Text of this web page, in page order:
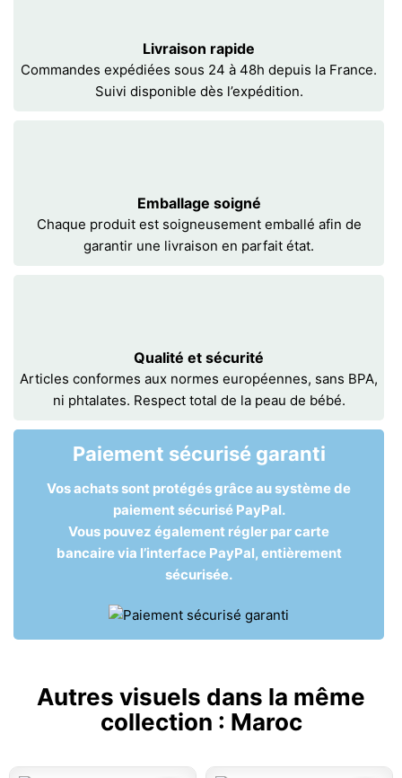
Livraison rapide
Commandes expédiées sous 24 à 48h depuis la France.
Suivi disponible dès l’expédition.
Emballage soigné
Chaque produit est soigneusement emballé afin de
garantir une livraison en parfait état.
Qualité et sécurité
Articles conformes aux normes européennes, sans BPA,
ni phtalates. Respect total de la peau de bébé.
Paiement sécurisé garanti
Vos achats sont protégés grâce au système de
paiement sécurisé PayPal.
Vous pouvez également régler par carte
bancaire via l’interface PayPal, entièrement
sécurisée.
Autres visuels dans la même
collection : Maroc